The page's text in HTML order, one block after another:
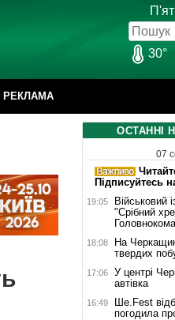
30°
РЕКЛАМА
ОСТАННІ
07
Підписуйтесь
19:05
Військовий
"Срібний
18:08
На
твердих
17:06
У центрі
автівка
16:49
Ше.Fest
погодила